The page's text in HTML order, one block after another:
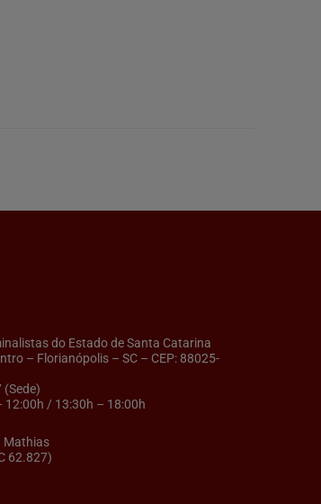
do Estado de Santa Catarina
– Florianópolis – SC – CEP: 88025-
/ 13:30h – 18:00h
Mathias
62.827)